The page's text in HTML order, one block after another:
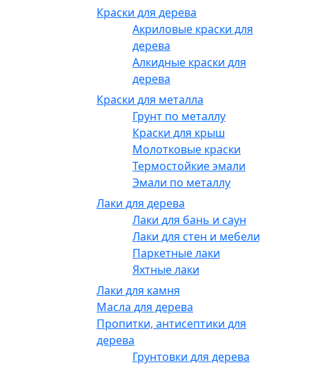
Краски для дерева
Акриловые краски для
дерева
Алкидные краски для
дерева
Краски для металла
Грунт по металлу
Краски для крыш
Молотковые краски
Термостойкие эмали
Эмали по металлу
Лаки для дерева
Лаки для бань и саун
Лаки для стен и мебели
Паркетные лаки
Яхтные лаки
Лаки для камня
Масла для дерева
Пропитки, антисептики для
дерева
Грунтовки для дерева